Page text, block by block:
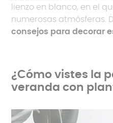
lienzo en blanco, en el
numerosas atmósferas.
consejos para decorar
¿Cómo vistes la
veranda con